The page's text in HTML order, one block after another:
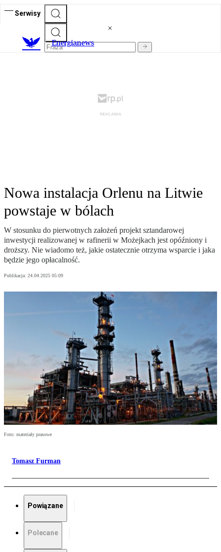
Serwisy
Energianews
Nowa instalacja Orlenu na Litwie
powstaje w bólach
W stosunku do pierwotnych założeń projekt sztandarowej
inwestycji realizowanej w rafinerii w Możejkach jest opóźniony i
droższy. Nie wiadomo też, jakie ostatecznie otrzyma wsparcie i jaka
będzie jego opłacalność.
Publikacja: 24.04.2025 05:09
Foto: materiały prasowe
Tomasz Furman
Powiązane
Polecane